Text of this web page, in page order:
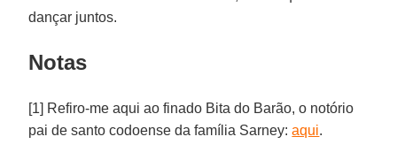
dançar juntos.
Notas
[1] Refiro-me aqui ao finado Bita do Barão, o notório
pai de santo codoense da família Sarney:aqui.